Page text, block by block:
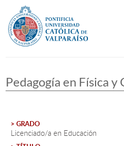
Investigación, Creación e
Vinculación con el Medio
Pedagogía en Física
> GRADO
Licenciado/a en Educación